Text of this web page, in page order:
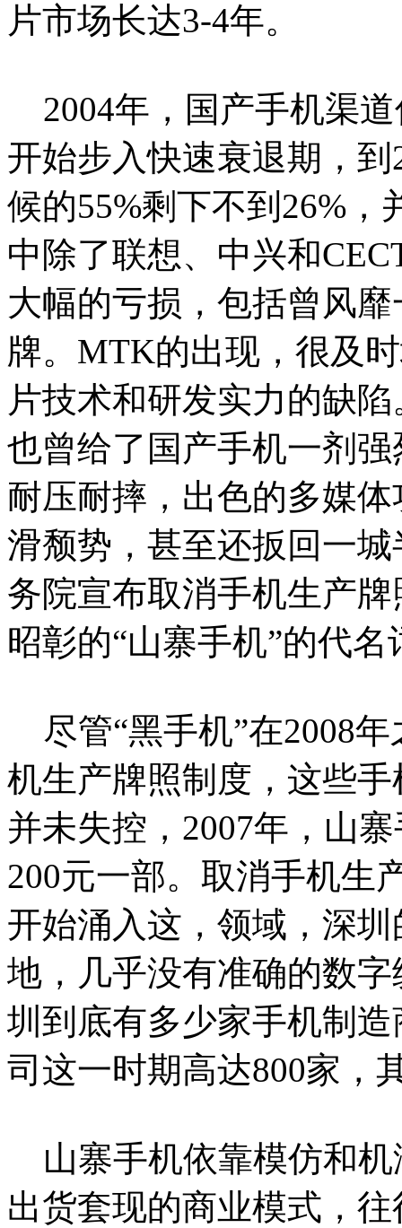
片市场长达3-4年。
2004年，国产手机渠
开始步入快速衰退期，
候的55%剩下不到26%
中除了联想、中兴和
大幅的亏损，包括曾风
牌。MTK的出现，很及
片技术和研发实力的缺
也曾给了国产手机一剂
耐压耐摔，出色的多媒
滑颓势，甚至还扳回一
务院宣布取消手机生产
昭彰的“山寨手机”的代名
尽管“黑手机”在2008
机生产牌照制度，这些
并未失控，2007年，山
200元一部。取消手机生
开始涌入这，领域，深
地，几乎没有准确的数
圳到底有多少家手机制
司这一时期高达800家，
山寨手机依靠模仿和
出货套现的商业模式，